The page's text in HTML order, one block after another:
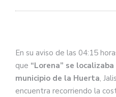
En su aviso de las 04:15
que “Lorena” se
municipio de la Huerta,
encuentra recorriendo la